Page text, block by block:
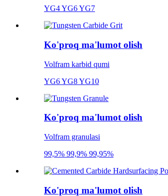
YG4 YG6 YG7
Ko'proq ma'lumot olish
Volfram karbid qumi
YG6 YG8 YG10
Ko'proq ma'lumot olish
Volfram granulasi
99,5% 99,9% 99,95%
Ko'proq ma'lumot olish